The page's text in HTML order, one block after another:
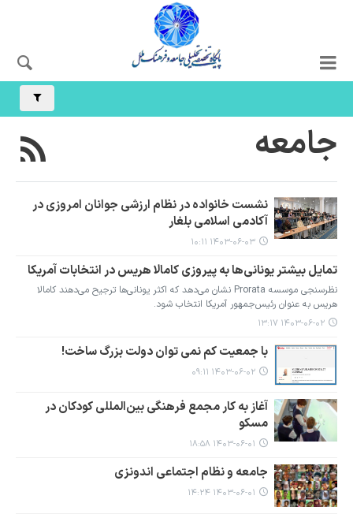
جامعه
نشست خانواده در نظام ارزشی جوانان امروزی در
آکادمی اسلامی بلغار
۱۴۰۳-۰۶-۰۳ ۱۰:۱۱
تمایل بیشتر یونانی‌ها به پیروزی کامالا هریس در انتخابات آمریکا
نظرسنجی موسسه Prorata نشان می‌دهد که اکثر یونانی‌ها ترجیح می‌دهند کامالا
هریس به عنوان رئیس‌جمهور آمریکا انتخاب شود.
۱۴۰۳-۰۶-۰۲ ۱۳:۱۷
با جمعیت کم نمی توان دولت بزرگ ساخت!
۱۴۰۳-۰۶-۰۲ ۰۹:۱۱
آغاز به کار مجمع فرهنگی بین‌المللی کودکان در
مسکو
۱۴۰۳-۰۶-۰۱ ۱۸:۵۸
جامعه و نظام اجتماعی اندونزی
۱۴۰۳-۰۶-۰۱ ۱۴:۲۴